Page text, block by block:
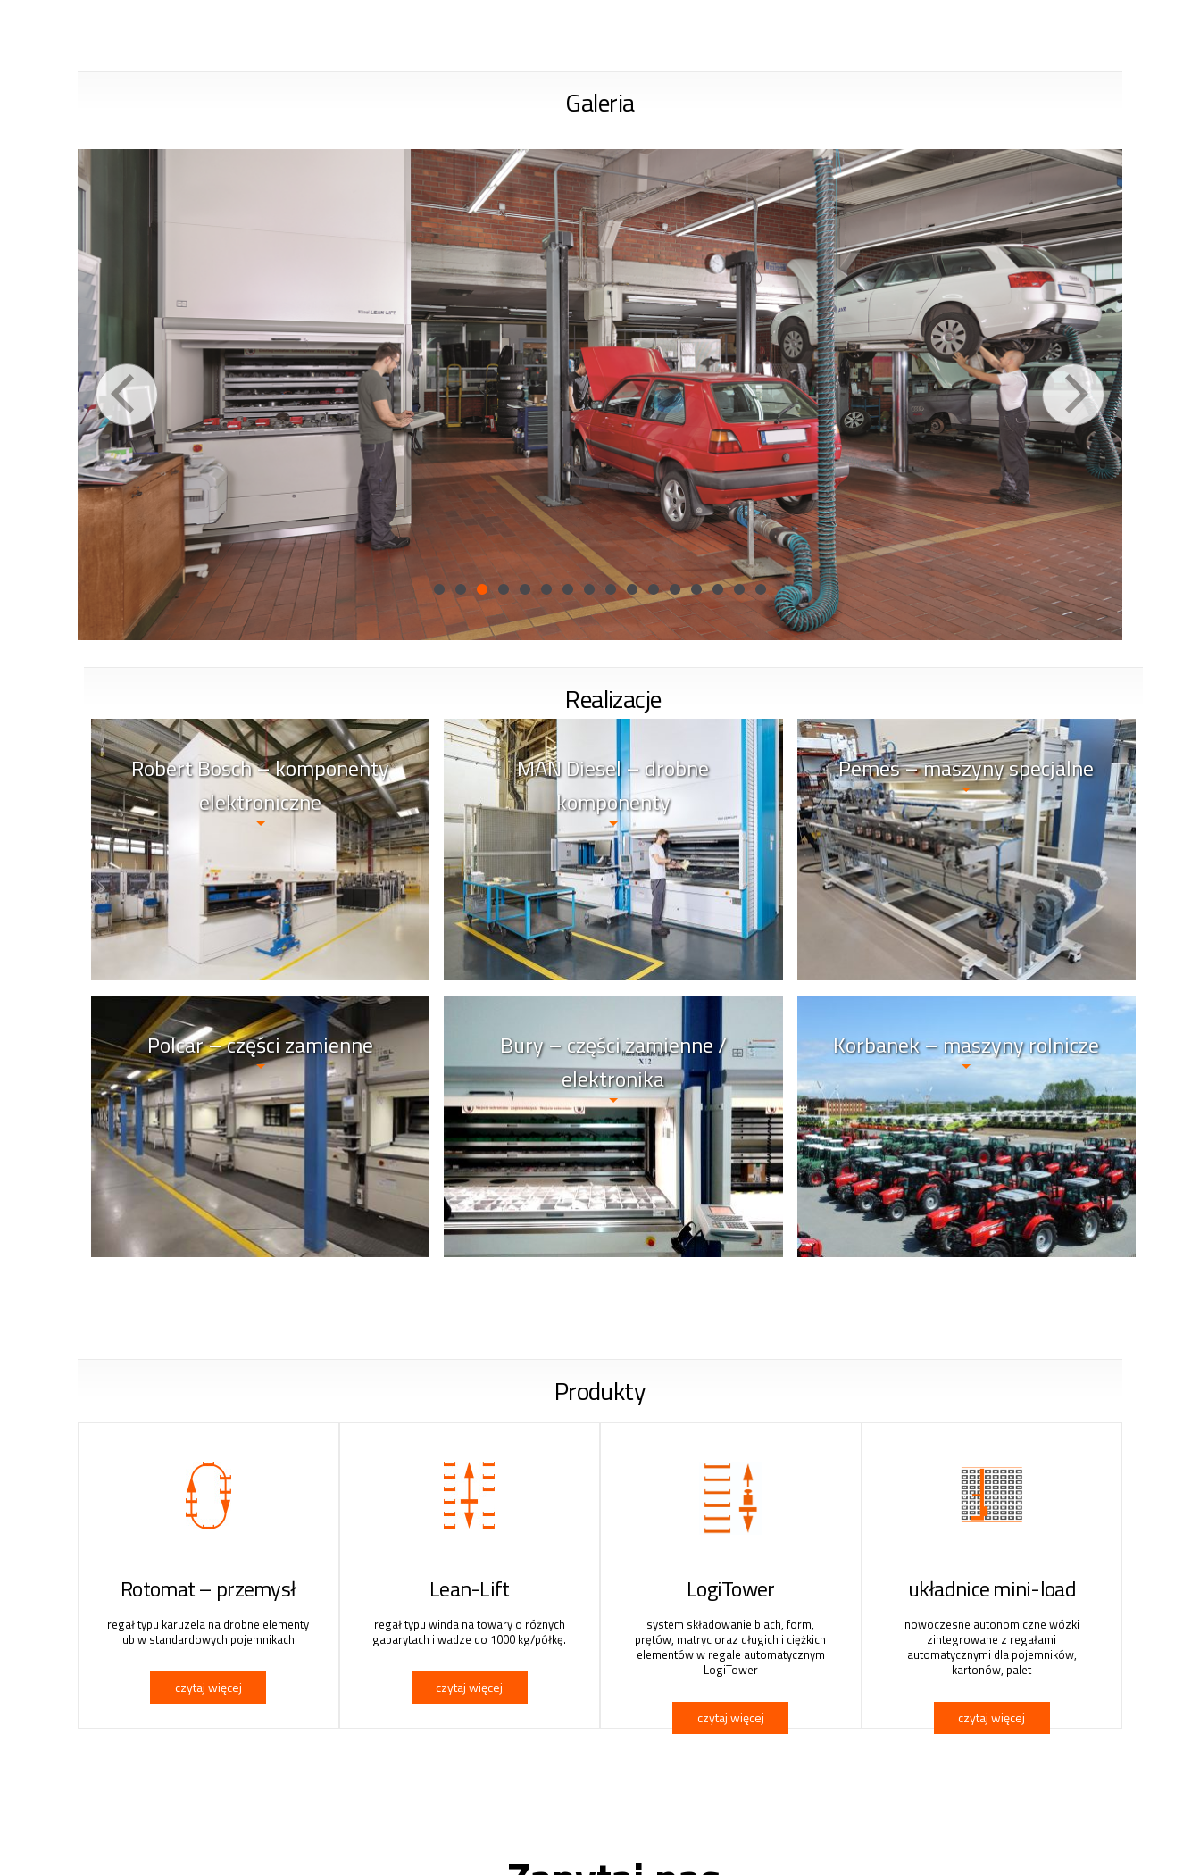
Galeria
Realizacje
Robert Bosch – komponenty
elektroniczne
MAN Diesel – drobne
komponenty
Pemes – maszyny specjalne
Polcar – części zamienne
Bury – części zamienne /
elektronika
Korbanek – maszyny rolnicze
Produkty
Rotomat – przemysł
regał typu karuzela na drobne elementy
lub w standardowych pojemnikach.
czytaj więcej
Lean-Lift
regał typu winda na towary o różnych
gabarytach i wadze do 1000 kg/półkę.
czytaj więcej
LogiTower
system składowanie blach, form,
prętów, matryc oraz długich i ciężkich
elementów w regale automatycznym
LogiTower
czytaj więcej
układnice mini-load
nowoczesne autonomiczne wózki
zintegrowane z regałami
automatycznymi dla pojemników,
kartonów, palet
czytaj więcej